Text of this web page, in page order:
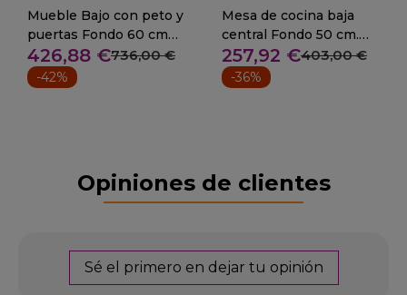
Mueble Bajo con peto y
puertas Fondo 60 cm
Desde 40 cm.
426,88 €736,00 €
-42%
Mesa de cocina baja
central Fondo 50 cm.
Desde 60 cm
257,92 €403,00 €
-36%
Opiniones de clientes
Sé el primero en dejar tu opinión